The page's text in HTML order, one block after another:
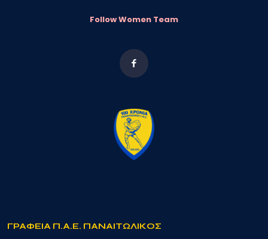
Follow Women Team
ΓΡΑΦΕΙΑ Π.Α.Ε. ΠΑΝΑΙΤΩΛΙΚΟΣ